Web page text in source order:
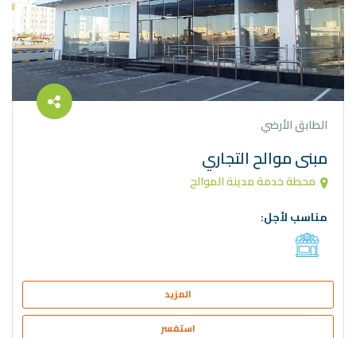
الطابق الأرضي
مبنى موالح التجاري
محطة خدمة مدينة الموالح
مناسب لأجل:
المزيد
استفسر